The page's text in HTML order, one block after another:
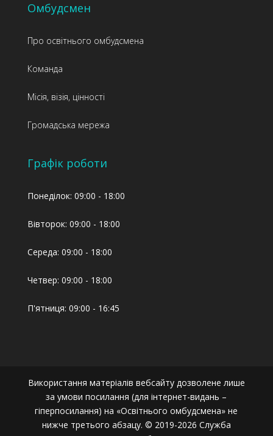
Омбудсмен
Про освітнього омбудсмена
Команда
Місія, візія, цінності
Громадська мережа
Графік роботи
Понеділок: 09:00 - 18:00
Вівторок: 09:00 - 18:00
Середа: 09:00 - 18:00
Четвер: 09:00 - 18:00
П'ятниця: 09:00 - 16:45
Використання матеріалів вебсайту дозволене лише
за умови посилання (для інтернет-видань –
гіперпосилання) на «Освітнього омбудсмена» не
нижче третього абзацу. © 2019-2026 Служба